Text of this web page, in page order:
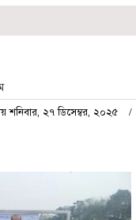
২৭ ডিসেম্বর, ২০২৫